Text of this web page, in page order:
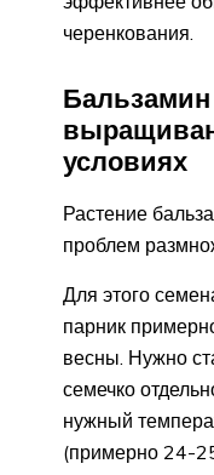
черенкования.
условиях
Растение
проблем
Для этого
парник
весны. Нужно
семечко
нужный
(примерно 24-